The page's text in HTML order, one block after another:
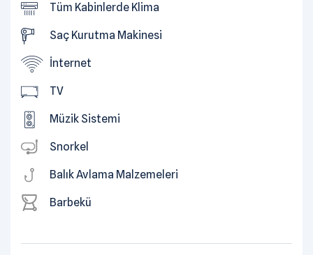
Tüm Kabinlerde Klima
Saç Kurutma Makinesi
İnternet
TV
Müzik Sistemi
Snorkel
Balık Avlama Malzemeleri
Barbekü